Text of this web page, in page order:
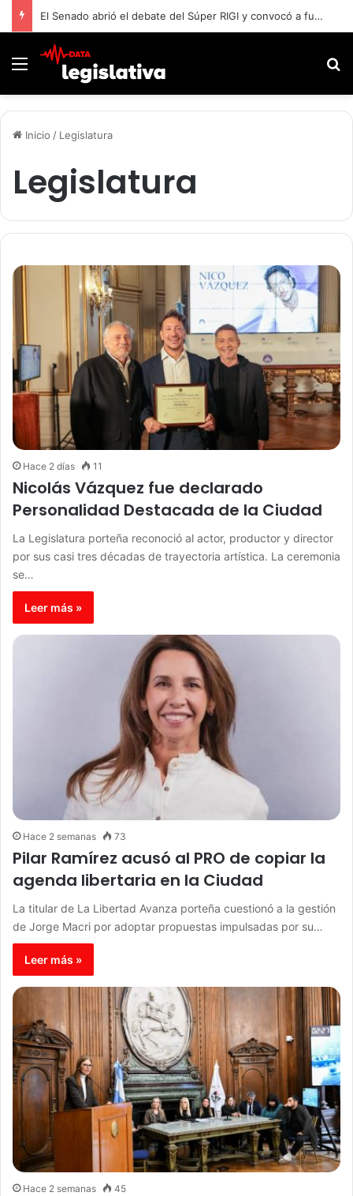
El Senado abrió el debate del Súper RIGI y convocó a funcionarios de Economía
Menú
Inicio / Legislatura
Legislatura
Hace 2 días 11
Nicolás Vázquez fue declarado
Personalidad Destacada de la Ciudad
La Legislatura porteña reconoció al actor, productor y director
por sus casi tres décadas de trayectoria artística. La ceremonia
se…
Leer más »
Hace 2 semanas 73
Pilar Ramírez acusó al PRO de copiar la
agenda libertaria en la Ciudad
La titular de La Libertad Avanza porteña cuestionó a la gestión
de Jorge Macri por adoptar propuestas impulsadas por su…
Leer más »
Hace 2 semanas 45